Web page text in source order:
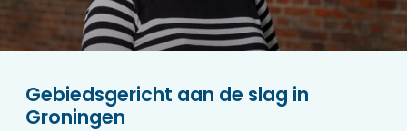
Gebiedsgericht aan de slag in
Groningen